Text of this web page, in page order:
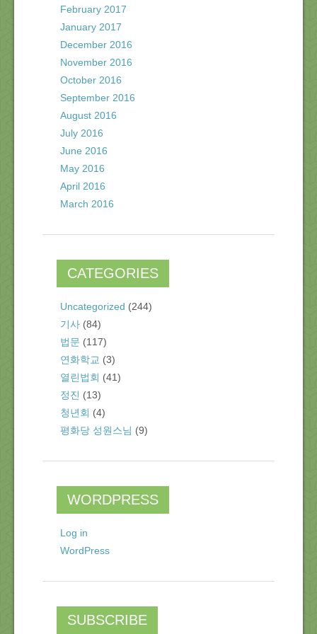
February 2017
January 2017
December 2016
November 2016
October 2016
September 2016
August 2016
July 2016
June 2016
May 2016
April 2016
March 2016
CATEGORIES
Uncategorized (244)
기사 (84)
법문 (117)
연화학교 (3)
열린법회 (41)
정진 (13)
청년회 (4)
평화당 성원스님 (9)
WORDPRESS
Log in
WordPress
SUBSCRIBE